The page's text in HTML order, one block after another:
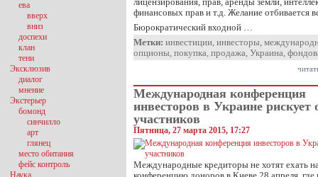
финансовых прав и т.д. Желание отбивается
Бюрократический входной …
Метки: инвестиции, инвесторы,
опционы, покупка, продажа, Украина,
Международная конференция
инвесторов в Украине рискует
участников
Пятница, 27 марта 2015, 17:27
Международные кредиторы не хотят ехать
ева
вверх
вниз
доспехи
клан
тени
Эксклюзив
диалог
мнение
Экстерьер
бомонд
синчилло
арт
глянец
место обитания
фейс контроль
Наука